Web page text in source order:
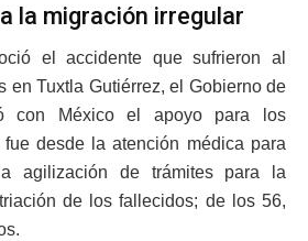
la migración irregular
el accidente que sufrieron al
en Tuxtla Gutiérrez, el Gobierno de
con México el apoyo para los
desde la atención médica para
agilización de trámites para la
de los fallecidos; de los 56,